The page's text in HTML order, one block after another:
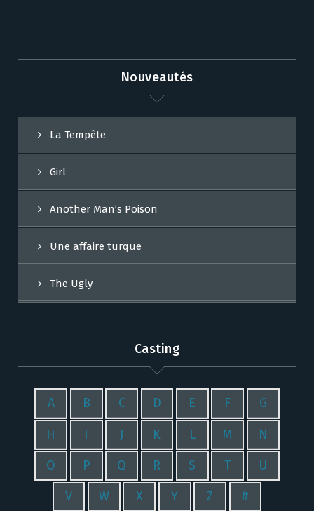
Nouveautés
La Tempête
Girl
Another Man’s Poison
Une affaire turque
The Ugly
Casting
A B C D E F G
H I J K L M N
O P Q R S T U
V W X Y Z #